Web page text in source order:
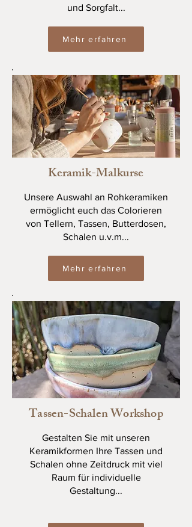
und Sorgfalt...
Mehr erfahren
Keramik-Malkurse
Unsere Auswahl an Rohkeramiken
ermöglicht euch das Colorieren
von Tellern, Tassen, Butterdosen,
Schalen u.v.m...
Mehr erfahren
Tassen-Schalen Workshop
Gestalten Sie mit unseren
Keramikformen Ihre Tassen und
Schalen ohne Zeitdruck mit viel
Raum für individuelle
Gestaltung...